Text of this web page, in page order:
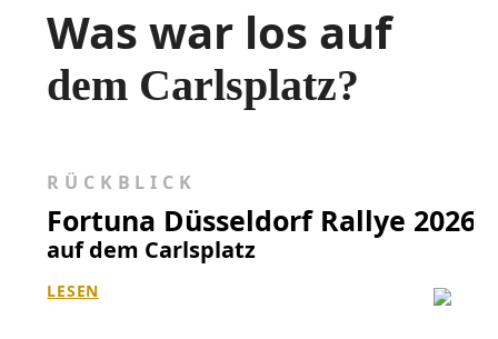
Was war los auf
dem Carlsplatz?
RÜCKBLICK
Fortuna Düsseldorf Rallye 2026
auf dem Carlsplatz
LESEN